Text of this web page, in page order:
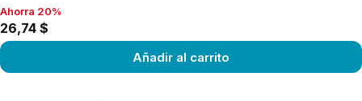
Ahorra 20%, 26,74 $
Ahorra 20%
26,74 $
Añadir al carrito